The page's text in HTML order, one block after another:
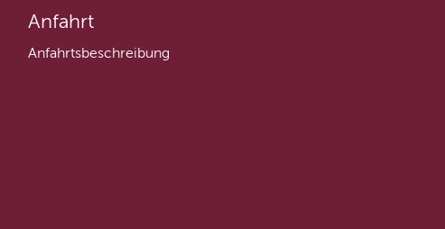
Anfahrt
Anfahrtsbeschreibung